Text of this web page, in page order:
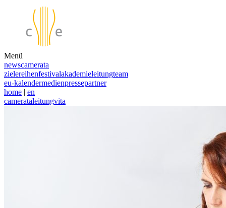
Menü
newscamerata
zielereihenfestivalakademieleitungteam
eu-kalendermedienpressepartner
home | en
camerataleitungvita